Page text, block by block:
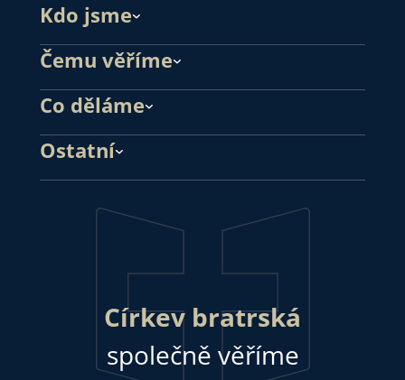
Kdo jsme
Čemu věříme
Co děláme
Ostatní
Církev bratrská
společně věříme